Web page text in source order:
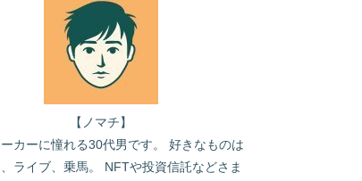
【ノマチ】
カーに憧れる30代男です。 好きなものは
ライブ、乗馬。 NFTや投資信託などさま